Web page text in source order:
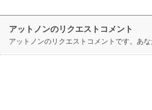
アットノンのリクエストコメント
アットノンのリクエストコメントです。あ